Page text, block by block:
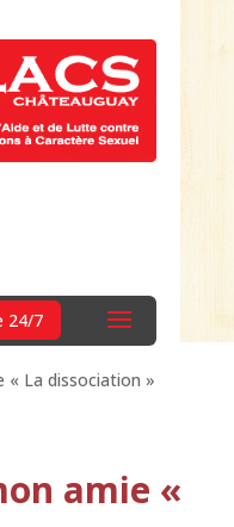
24/7
La dissociation »
amie «